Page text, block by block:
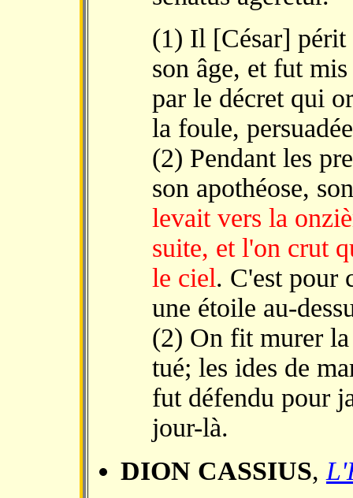
(1) Il [César] périt
son âge, et fut
par le décret qui
la foule,
(2) Pendant les
son apothéose,
levait vers la
suite, et l'on crut
le ciel. C'est pour
une étoile au-
(2) On fit murer
tué; les ides de
fut défendu pour
jour-là.
DION CASSIUS,